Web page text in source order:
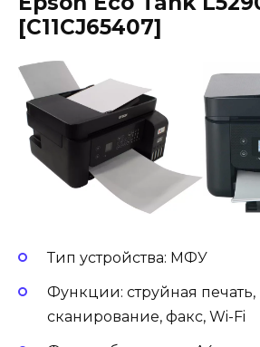
[C11CJ65407]
Тип устройства: МФУ
Функции: струйная
сканирование, факс, Wi-Fi